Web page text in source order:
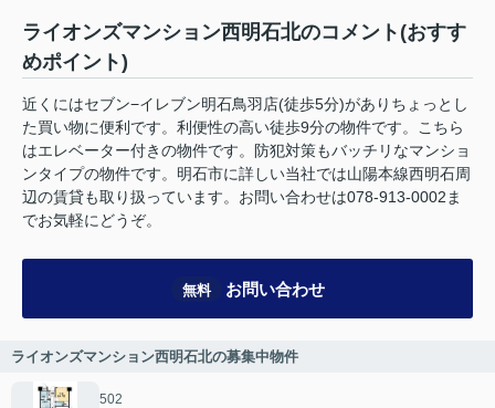
ライオンズマンション西明石北のコメント(おすす
めポイント)
近くにはセブン−イレブン明石鳥羽店(徒歩5分)がありちょっとし
た買い物に便利です。利便性の高い徒歩9分の物件です。こちら
はエレベーター付きの物件です。防犯対策もバッチリなマンショ
ンタイプの物件です。明石市に詳しい当社では山陽本線西明石周
辺の賃貸も取り扱っています。お問い合わせは078-913-0002ま
でお気軽にどうぞ。
無料 お問い合わせ
ライオンズマンション西明石北の募集中物件
502